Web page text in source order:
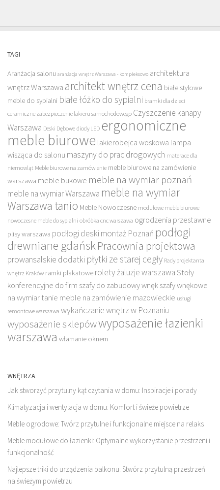
TAGI
Aranżacja salonu aranżacja wnętrz Warszawa - kompleksowo architektura
wnętrz Warszawa architekt wnętrz cena białe stylowe
meble do sypialni białe łóżko do sypialni bramki dla dzieci
ceramiczne zabezpieczenie lakieru samochodowego Czyszczenie kanapy
Warszawa Deski Dębowe diody LED ergonomiczne
meble biurowe lakierobejca woskowa lampa
wisząca do salonu maszyny do prac drogowych materace dla
niemowląt Meble biurowe na zamówienie meble biurowe na zamówienie
warszawa meble bukowe meble na wymiar poznań
meble na wymiar Warszawa meble na wymiar
Warszawa tanio Meble Nowoczesne modułowe meble biurowe
nowoczesne meble do sypialni obróbka cnc warszawa ogrodzenia przestawne
plisy warszawa podłogi deski montaż Poznań podłogi
drewniane gdańskPracownia projektowa
prowansalskie dodatki płytki ze starej cegły Rady projektanta
wnętrz Kraków ramki plakatowe rolety żaluzje warszawa Stoły
konferencyjne do firm szafy do zabudowy wnęk szafy wnękowe
na wymiar tanie meble na zamówienie mazowieckie usługi
remontowe warszawa wykańczanie wnętrz w Poznaniu
wyposażenie sklepówwyposażenie łazienki
warszawa włamanie oknem
WNĘTRZA
Jak stworzyć przytulny kąt czytania w domu: Inspiracje i porady
Klimatyzacja i wentylacja w domu: Komfort i świeże powietrze
Meble ogrodowe: Twórz przytulne i funkcjonalne miejsce na relaks
Meble modułowe do łazienki: Optymalne wykorzystanie przestrzeni i
funkcjonalność
Najlepsze triki do urządzenia balkonu: Stwórz przytulną przestrzeń
na świeżym powietrzu